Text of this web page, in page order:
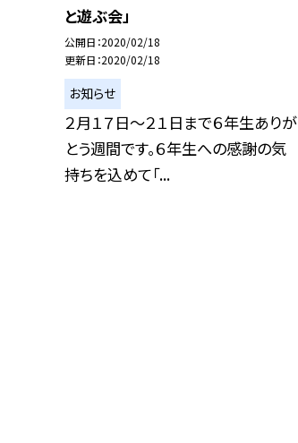
と遊ぶ会」
公開日 2020/02/18
更新日 2020/02/18
お知らせ
２月１７日〜２１日まで６年生ありが
とう週間です。６年生への感謝の気
持ちを込めて「...